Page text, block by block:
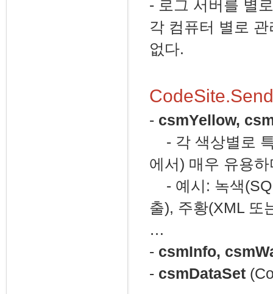
- 로그 서버를 별
각 컴퓨터 별로
없다.
- csmYellow,
- 각 색상별로
에서) 매우 유용하
- 예시: 녹색
출), 주황(XML 또
…
- csmInfo,
- csmDataSet